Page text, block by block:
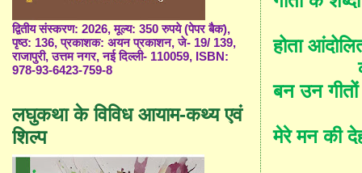
होता
बन उन
मेरे मन की
द्वितीय संस्करण: 2026, मूल्य: 350 रुपये (पेपर बैक),
पृष्ठ: 136, प्रकाशक: अयन प्रकाशन, जे- 19/ 139,
राजापुरी, उत्तम नगर, नई दिल्ली- 110059, ISBN:
978-93-6423-759-8
लघुकथा के विविध आयाम-कथ्य एवं
शिल्प